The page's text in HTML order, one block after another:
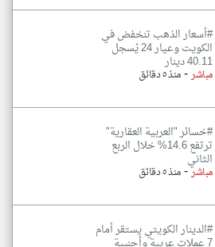
#أسعار الذهب تنخفض في
الكويت وعيار 24 يُسجل
40.11 دينار
مباشر-منذ ٥ دقائق
#خسائر "العربية العقارية"
ترتفع 14.6% خلال الربع
الثاني
مباشر-منذ ٥ دقائق
#الدينار الكويتي يستقر أمام